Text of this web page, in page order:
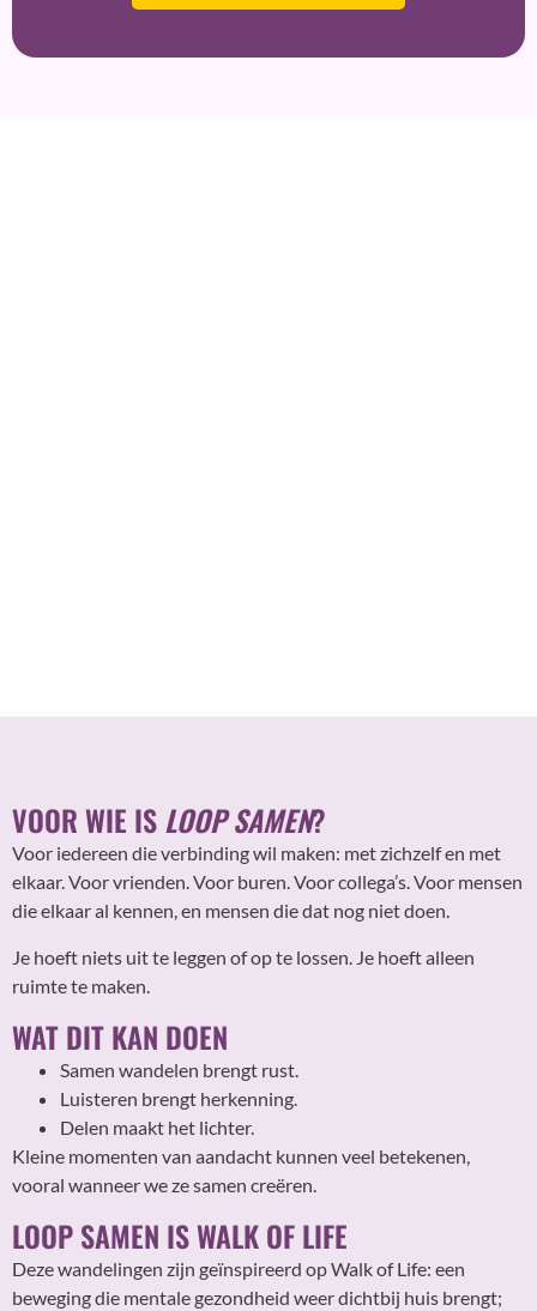
VOOR WIE ISLOOP SAMEN?
Voor iedereen die verbinding wil maken: met zichzelf en met
elkaar. Voor vrienden. Voor buren. Voor collega’s. Voor mensen
die elkaar al kennen, en mensen die dat nog niet doen.
Je hoeft niets uit te leggen of op te lossen. Je hoeft alleen
ruimte te maken.
WAT DIT KAN DOEN
Samen wandelen brengt rust.
Luisteren brengt herkenning.
Delen maakt het lichter.
Kleine momenten van aandacht kunnen veel betekenen,
vooral wanneer we ze samen creëren.
LOOP SAMEN IS WALK OF LIFE
Deze wandelingen zijn geïnspireerd op Walk of Life: een
beweging die mentale gezondheid weer dichtbij huis brengt;